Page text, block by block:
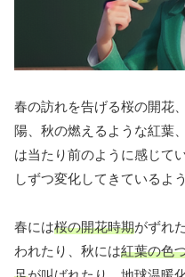
春の訪れを告げる桜の開花
陽、秋の燃えるような紅葉
は当たり前のように感じて
しずつ変化してきているよ
春には桜の開花時期がずれ
われたり、秋には紅葉の色